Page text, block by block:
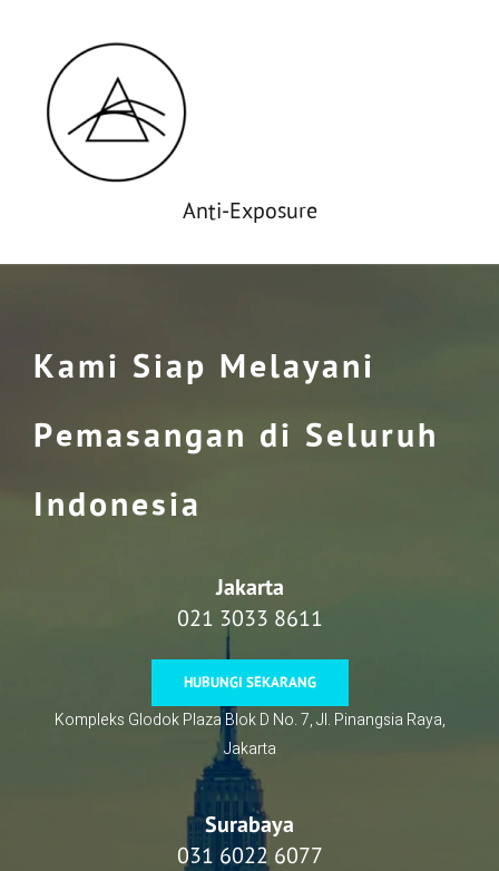
Anti-Exposure
Kami Siap Melayani
Pemasangan di Seluruh
Indonesia
Jakarta
021 3033 8611
HUBUNGI SEKARANG
Kompleks Glodok Plaza Blok D No. 7, Jl. Pinangsia Raya,
Jakarta
Surabaya
031 6022 6077